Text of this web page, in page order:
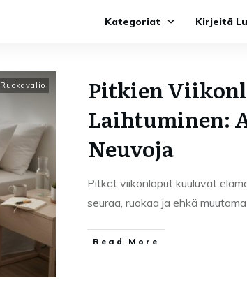
Kategoriat Kirjeitä
Ruokavalio
Pitkien
Laihtuminen:
Neuvoja
Pitkät viikonloput kuuluvat
seuraa, ruokaa ja ehkä
Read More